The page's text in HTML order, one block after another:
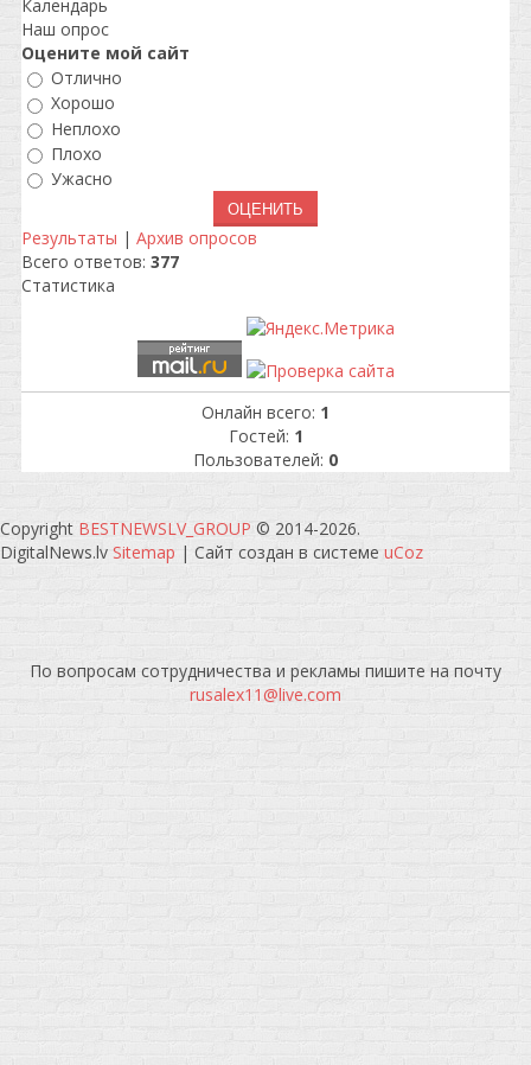
Календарь
Наш опрос
Оцените мой сайт
Отлично
Хорошо
Неплохо
Плохо
Ужасно
Результаты | Архив опросов
Всего ответов: 377
Статистика
Онлайн всего: 1
Гостей: 1
Пользователей: 0
Copyright BESTNEWSLV_GROUP © 2014-2026.
DigitalNews.lv Sitemap | Сайт создан в системе uCoz
По вопросам сотрудничества и рекламы пишите на почту
rusalex11@live.com